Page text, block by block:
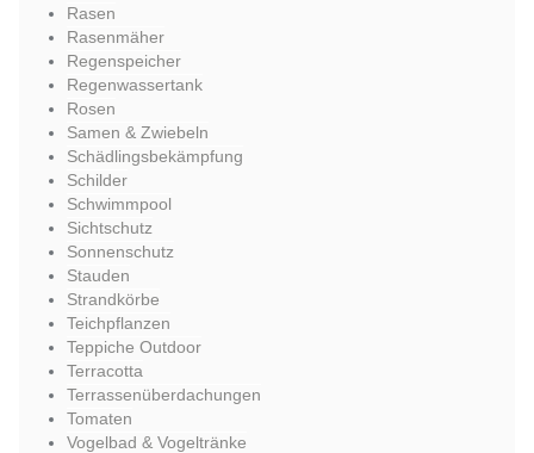
Rasen
Rasenmäher
Regenspeicher
Regenwassertank
Rosen
Samen & Zwiebeln
Schädlingsbekämpfung
Schilder
Schwimmpool
Sichtschutz
Sonnenschutz
Stauden
Strandkörbe
Teichpflanzen
Teppiche Outdoor
Terracotta
Terrassenüberdachungen
Tomaten
Vogelbad & Vogeltränke